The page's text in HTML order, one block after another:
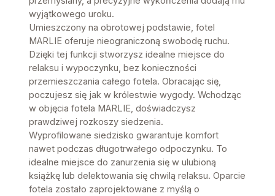
wyjątkowego uroku.
Umieszczony na obrotowej podstawie, fotel
MARLIE oferuje nieograniczoną swobodę ruchu.
Dzięki tej funkcji stworzysz idealne miejsce do
relaksu i wypoczynku, bez konieczności
przemieszczania całego fotela. Obracając się,
poczujesz się jak w królestwie wygody. Wchodząc
w objęcia fotela MARLIE, doświadczysz
prawdziwej rozkoszy siedzenia.
Wyprofilowane siedzisko gwarantuje komfort
nawet podczas długotrwałego odpoczynku. To
idealne miejsce do zanurzenia się w ulubioną
książkę lub delektowania się chwilą relaksu. Oparcie
fotela zostało zaprojektowane z myślą o